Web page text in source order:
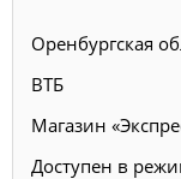
Оренбургская
ВТБ
Магазин
Доступен в